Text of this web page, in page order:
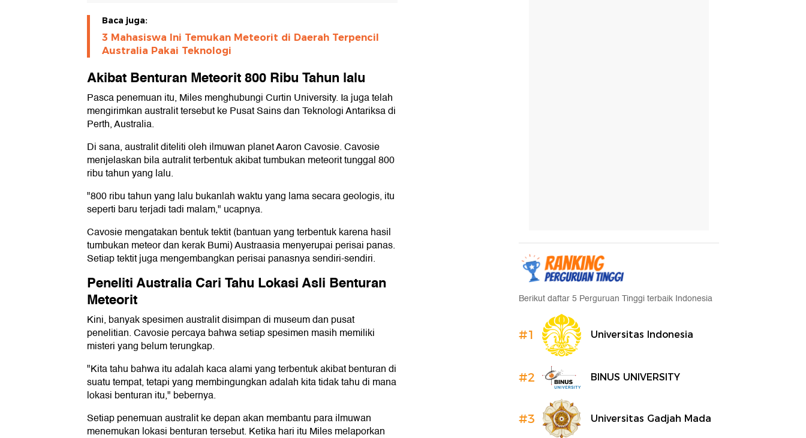
Baca juga:
3 Mahasiswa Ini Temukan Meteorit di Daerah Terpencil
Australia Pakai Teknologi
Akibat Benturan Meteorit 800 Ribu Tahun lalu
Pasca penemuan itu, Miles menghubungi Curtin University. Ia juga telah
mengirimkan australit tersebut ke Pusat Sains dan Teknologi Antariksa di
Perth, Australia.
Di sana, australit diteliti oleh ilmuwan planet Aaron Cavosie. Cavosie
menjelaskan bila autralit terbentuk akibat tumbukan meteorit tunggal 800
ribu tahun yang lalu.
"800 ribu tahun yang lalu bukanlah waktu yang lama secara geologis, itu
seperti baru terjadi tadi malam," ucapnya.
Cavosie mengatakan bentuk tektit (bantuan yang terbentuk karena hasil
tumbukan meteor dan kerak Bumi) Austraasia menyerupai perisai panas.
Setiap tektit juga mengembangkan perisai panasnya sendiri-sendiri.
Peneliti Australia Cari Tahu Lokasi Asli Benturan
Meteorit
Kini, banyak spesimen australit disimpan di museum dan pusat
penelitian. Cavosie percaya bahwa setiap spesimen masih memiliki
misteri yang belum terungkap.
"Kita tahu bahwa itu adalah kaca alami yang terbentuk akibat benturan di
suatu tempat, tetapi yang membingungkan adalah kita tidak tahu di mana
lokasi benturan itu," bebernya.
Setiap penemuan australit ke depan akan membantu para ilmuwan
menemukan lokasi benturan tersebut. Ketika hari itu Miles melaporkan
Berikut daftar 5 Perguruan Tinggi terbaik Indonesia
#1 Universitas Indonesia
#2 BINUS UNIVERSITY
#3 Universitas Gadjah Mada